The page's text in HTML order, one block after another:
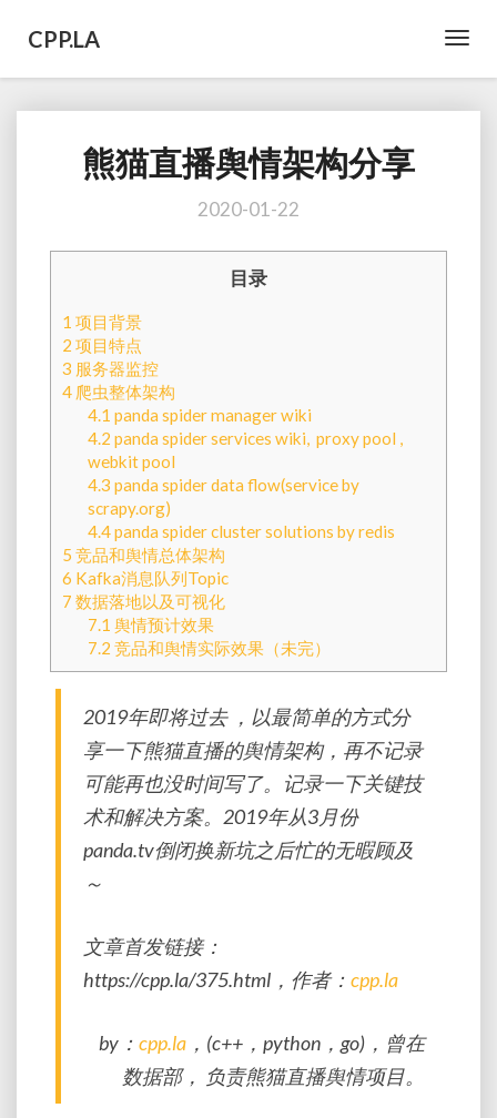
CPP.LA
熊
猫
直
舆
情
熊猫直播舆情架构分享
2020-01-22
目录
1 项目背景
2 项目特点
3 服务器监控
4 爬虫整体架构
4.1 panda spider manager wiki
4.2 panda spider services wiki, proxy pool ,
webkit pool
4.3 panda spider data flow(service by
scrapy.org)
4.4panda spider cluster solutions by redis
5 竞品和舆情总体架构
6 Kafka消息队列Topic
7 数据落地以及可视化
7.1 舆情预计效果
7.2 竞品和舆情实际效果（未完）
2019年即将过去 ，以最简单的方式分
享一下熊猫直播的舆情架构，再不记录
可能再也没时间写了。记录一下关键技
术和解决方案。2019年从3月份
panda.tv倒闭换新坑之后忙的无暇顾及
～
文章首发链接：
https://cpp.la/375.html，作者：cpp.la
by： cpp.la ，(c++，python，go)，曾在
数据部， 负责熊猫直播舆情项目。